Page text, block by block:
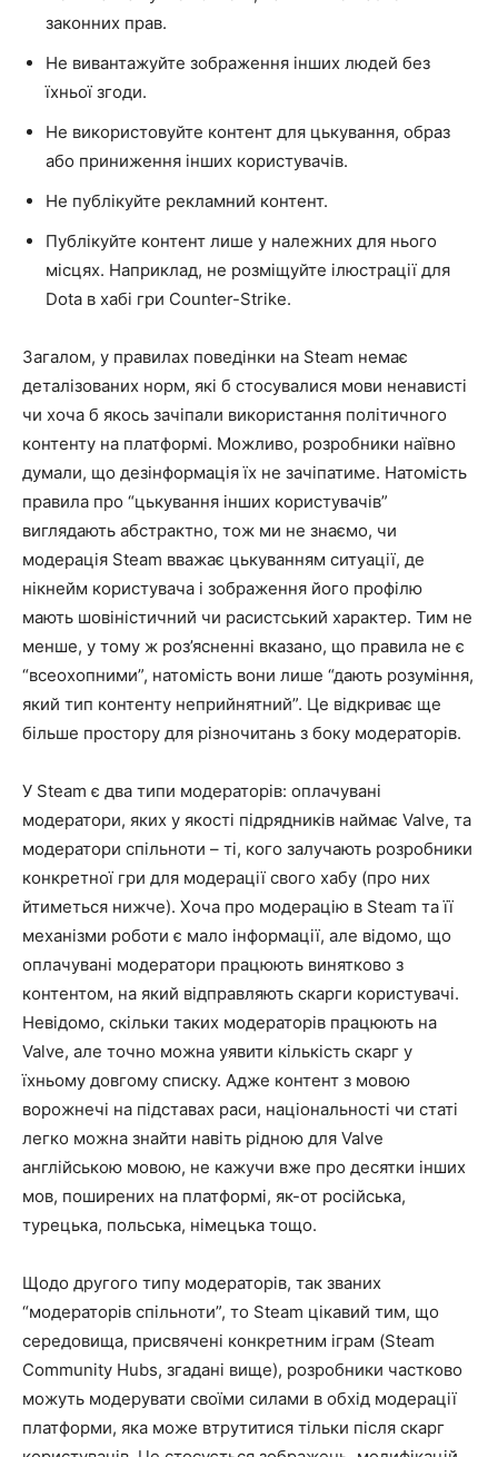
законних прав.
Не вивантажуйте зображення інших людей без
їхньої згоди.
Не використовуйте контент для цькування, образ
або приниження інших користувачів.
Не публікуйте рекламний контент.
Публікуйте контент лише у належних для нього
місцях. Наприклад, не розміщуйте ілюстрації для
Dota в хабі гри Counter-Strike.
Загалом, у правилах поведінки на Steam немає
деталізованих норм, які б стосувалися мови ненависті
чи хоча б якось зачіпали використання політичного
контенту на платформі. Можливо, розробники наївно
думали, що дезінформація їх не зачіпатиме. Натомість
правила про “цькування інших користувачів”
виглядають абстрактно, тож ми не знаємо, чи
модерація Steam вважає цькуванням ситуації, де
нікнейм користувача і зображення його профілю
мають шовіністичний чи расистський характер. Тим не
менше, у тому ж роз’ясненні вказано, що правила не є
“всеохопними”, натомість вони лише “дають розуміння,
який тип контенту неприйнятний”. Це відкриває ще
більше простору для різночитань з боку модераторів.
У Steam є два типи модераторів: оплачувані
модератори, яких у якості підрядників наймає Valve, та
модератори спільноти – ті, кого залучають розробники
конкретної гри для модерації свого хабу (про них
йтиметься нижче). Хоча про модерацію в Steam та її
механізми роботи є мало інформації, але відомо, що
оплачувані модератори працюють винятково з
контентом, на який відправляють скарги користувачі.
Невідомо, скільки таких модераторів працюють на
Valve, але точно можна уявити кількість скарг у
їхньому довгому списку. Адже контент з мовою
ворожнечі на підставах раси, національності чи статі
легко можна знайти навіть рідною для Valve
англійською мовою, не кажучи вже про десятки інших
мов, поширених на платформі, як-от російська,
турецька, польська, німецька тощо.
Щодо другого типу модераторів, так званих
“модераторів спільноти”, то Steam цікавий тим, що
середовища, присвячені конкретним іграм (Steam
Community Hubs, згадані вище), розробники частково
можуть модерувати своїми силами в обхід модерації
платформи, яка може втрутитися тільки після скарг